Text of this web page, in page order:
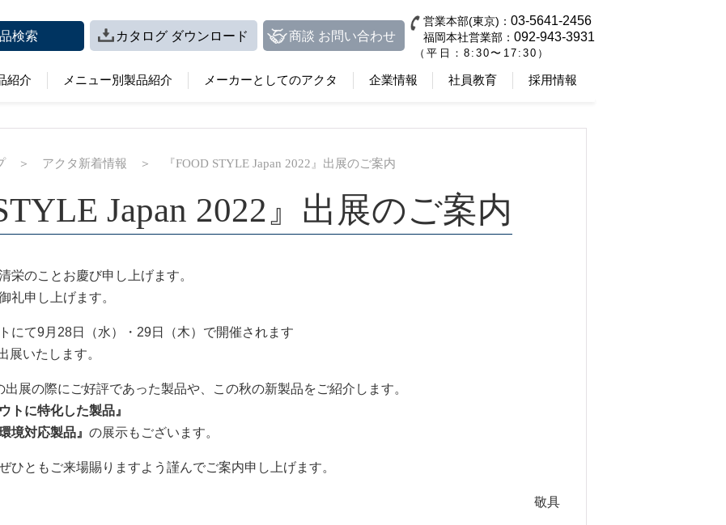
検索 カタログ ダウンロード 商談 お問い合わせ
営業本部(東京)： 03-5641-2456
福岡本社営業部： 092-943-3931
（平日：8:30〜17:30）
紹介 メニュー別製品紹介 メーカーとしてのアクタ 企業情報 社員教育 採用情報
＞ アクタ新着情報 ＞ 『FOOD STYLE Japan 2022』出展のご案内
Japan 2022』出展のご案内
のことお慶び申し上げます。
礼申し上げます。
にて9月28日（水）・29日（木）で開催されます
展いたします。
展の際にご好評であった製品や、この秋の新製品をご紹介します。
トに特化した製品』
境対応製品』 の展示もございます。
ひともご来場賜りますよう謹んでご案内申し上げます。
敬具